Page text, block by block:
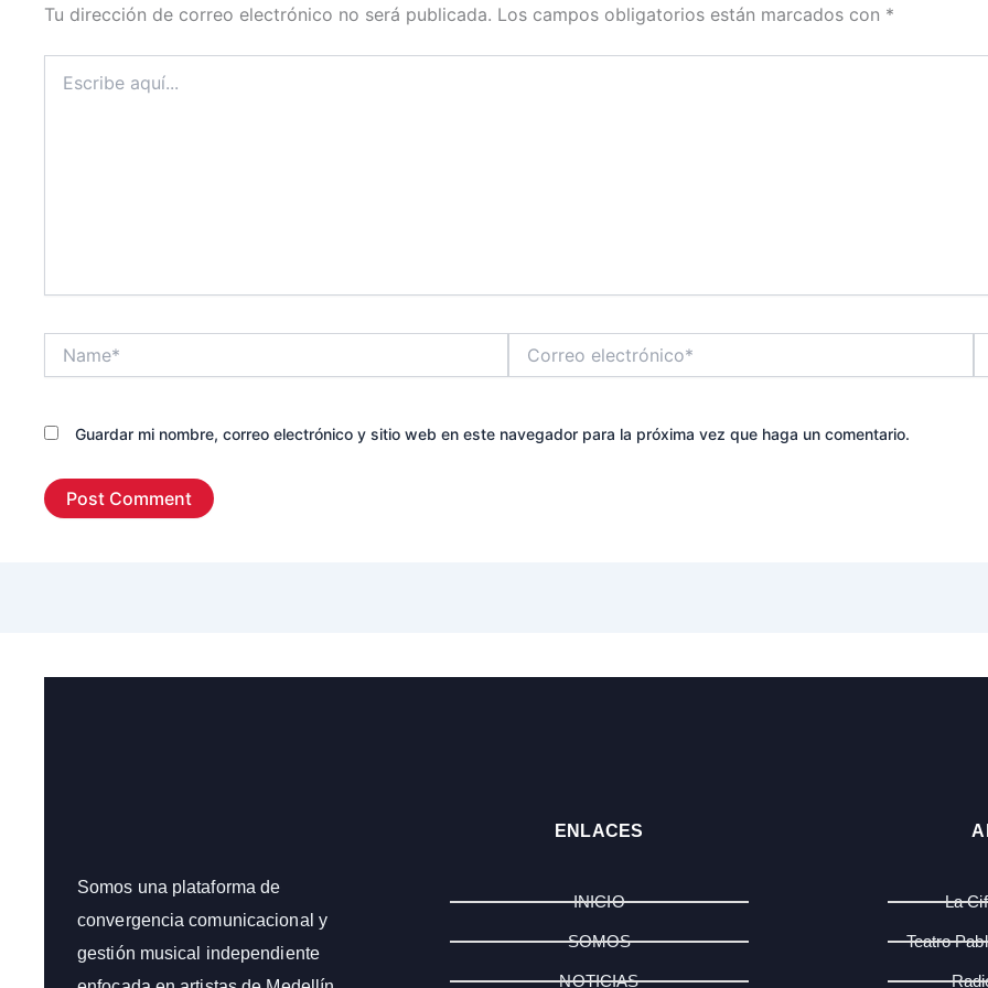
Tu dirección de correo electrónico no será publicada. Los campos obligatorios están marcados con *
aquí...
electrónico*
Guardar mi nombre, correo electrónico y sitio web en este navegador para la próxima vez que haga un comentario.
Somos una plataforma de
convergencia comunicacional y
gestión musical independiente
ENLACES
INICIO
SOMOS
NOTICIAS
La
Teatro